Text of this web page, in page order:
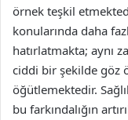
örnek teşkil
konularında daha
hatırlatmakta; aynı
ciddi bir şekilde göz
öğütlemektedir.
bu farkındalığın